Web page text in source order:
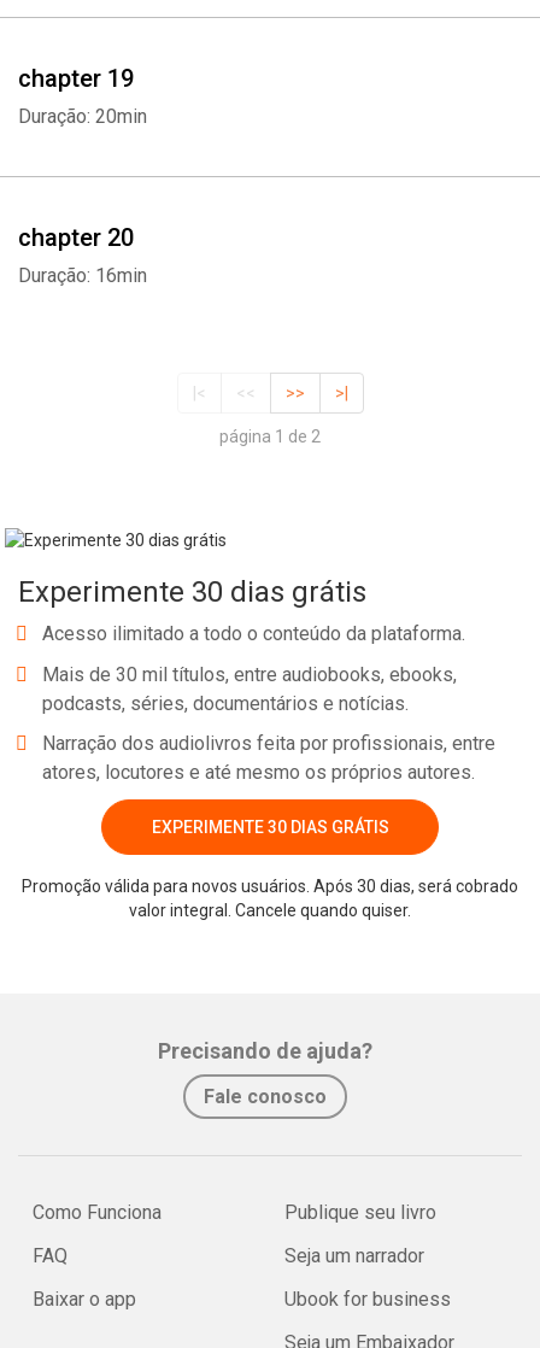
chapter 19
Duração: 20min
chapter 20
Duração: 16min
|< << >> >|
página 1 de 2
Experimente 30 dias grátis
Acesso ilimitado a todo o conteúdo da plataforma.
Mais de 30 mil títulos, entre audiobooks, ebooks,
podcasts, séries, documentários e notícias.
Narração dos audiolivros feita por profissionais, entre
atores, locutores e até mesmo os próprios autores.
EXPERIMENTE 30 DIAS GRÁTIS
Promoção válida para novos usuários. Após 30 dias, será cobrado
valor integral. Cancele quando quiser.
Precisando de ajuda?
Fale conosco
Como Funciona
FAQ
Baixar o app
Publique seu livro
Seja um narrador
Ubook for business
Seja um Embaixador